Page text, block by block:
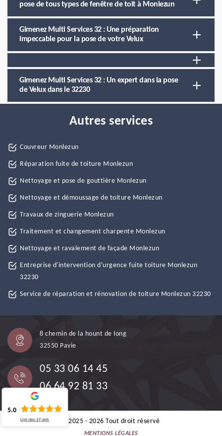
pose de tous types de fenêtre de toit à Monlezun
Gimenez Multi Services 32 : Une préparation
impeccable pour la pose de votre Velux
Gimenez Multi Services 32 : Un expert dans la pose
de Velux dans le 32230
Autres services
Couvreur Monlezun
Réparation fuite de toiture Monlezun
Nettoyage et pose de gouttière Monlezun
Nettoyage et démoussage de toiture Monlezun
Travaux de zinguerie Monlezun
Traitement et changement charpente Monlezun
Nettoyage et ravalement de façade Monlezun
Entreprise d'intervention d'urgence fuite toiture Monlezun
32230
Service de réparation et rénovation de toiture Monlezun 32230
8 chemin de la hount de long
32550 Pavie
05 33 06 14 45
06 64 92 81 33
©2025 - 2026 Tout droit réservé
MENTIONS LÉGALES
5.0
Lire nos17 avis